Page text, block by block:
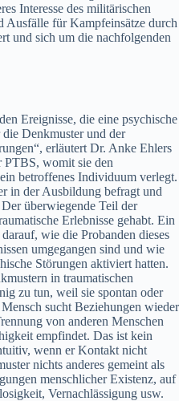
Interesse des militärischen
Ausfälle für Kampfeinsätze durch
und sich um die nachfolgenden
Ereignisse, die eine psychische
Denkmuster und der
erläutert Dr. Anke Ehlers
womit sie den
betroffenes Individuum verlegt.
in der Ausbildung befragt und
überwiegende Teil der
Erlebnisse gehabt. Ein
wie die Probanden dieses
umgegangen sind und wie
Störungen aktiviert hatten.
in traumatischen
zu tun, weil sie spontan oder
sucht Beziehungen wieder
von anderen Menschen
empfindet. Das ist kein
wenn er Kontakt nicht
nichts anderes gemeint als
menschlicher Existenz, auf
Vernachlässigung usw.